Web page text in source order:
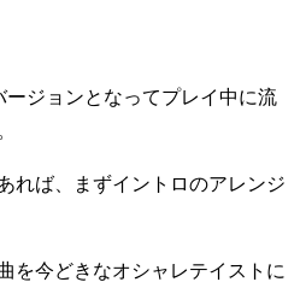
ージョンとなってプレイ中に流
れば、まずイントロのアレンジ
を今どきなオシャレテイストに